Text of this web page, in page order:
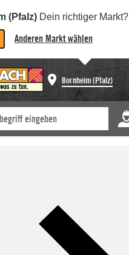
(Pfalz) Dein richtiger Markt?
Anderen Markt wählen
Bornheim (Pfalz)